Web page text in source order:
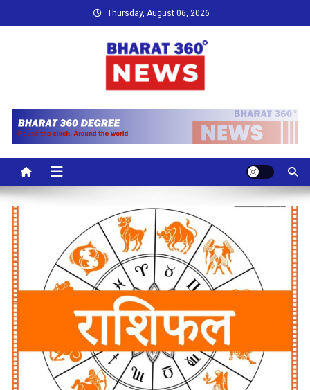
to
Thursday, August 06, 2026
Bharat 360 Degree News